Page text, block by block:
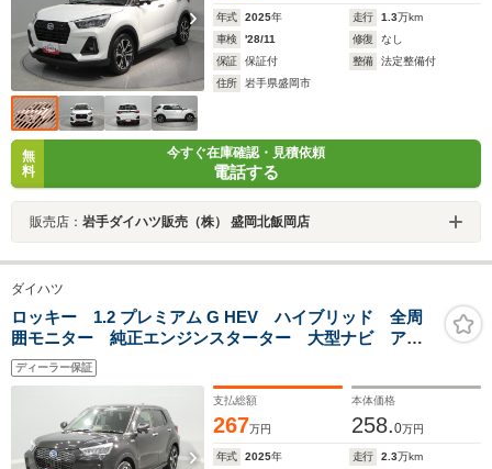
年式 2025年 走行 1.3万km
車検
'28/11 修復
なし
保証
保証付 整備
法定整備付
住所
岩手県盛岡市
無
料
今すぐ在庫確認・見積依頼
電話する
販売店： 岩手ダイハツ販売（株） 盛岡北飯岡店
ダイハツ
ロッキー 1.2 プレミアム G HEV ハイブリッド 全周
囲モニター 純正エンジンスターター 大型ナビ アダ
プティブクルーズコントロール シートヒーター
ETC LED アルミホイール 衝突回避支援システムス
マートアシスト
ディーラー保証
支払総額
267万円
本体価格
258.0万円
年式 2025年 走行 2.3万km